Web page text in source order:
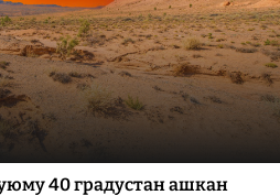
40 градустан ашкан